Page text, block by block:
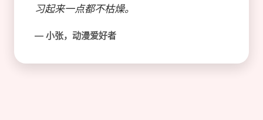
习起来一点都不枯燥。
— 小张，动漫爱好者